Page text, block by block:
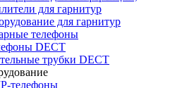
для гарнитур
для гарнитур
телефоны
DECT
трубки DECT
телефоны